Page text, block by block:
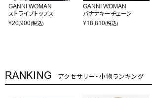
GANNI WOMAN
ストライプトップス
¥20,900(税込)
GANNI WOMAN
バナナキーチェーン
¥18,810(税込)
RANKING アクセサリー・小物ランキング